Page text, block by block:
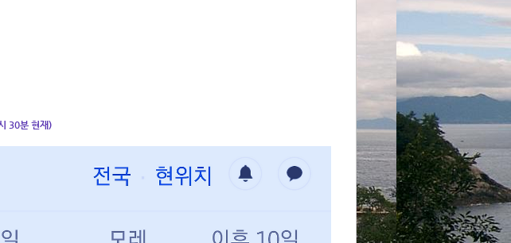
30분 현재)